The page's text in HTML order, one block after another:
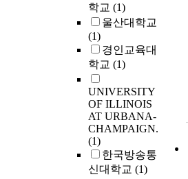
학교 (1)
울산대학교
(1)
경인교육대
학교 (1)
UNIVERSITY
OF ILLINOIS
AT URBANA-
CHAMPAIGN.
(1)
한국방송통
신대학교 (1)